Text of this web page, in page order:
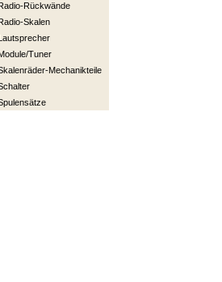
Rückwände
Skalen
Tuner
Mechanikteile